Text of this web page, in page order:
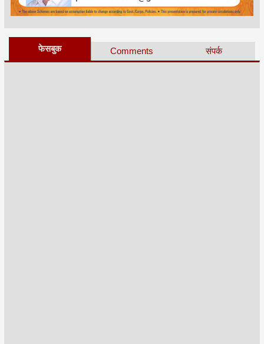
फेसबुक Comments संपर्क